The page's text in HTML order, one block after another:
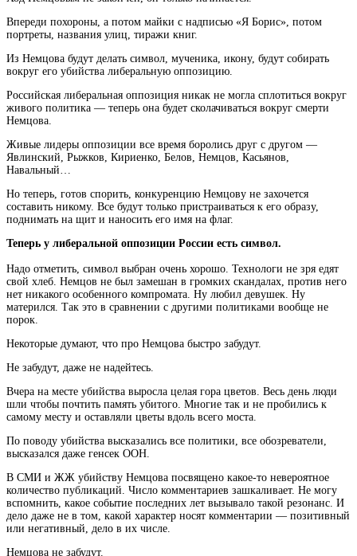
Впереди похороны, а потом майки с надписью «Я Борис», потом
портреты, названия улиц, тиражи книг.
Из Немцова будут делать символ, мученика, икону, будут собирать
вокруг его убийства либеральную оппозицию.
Российская либеральная оппозиция никак не могла сплотиться вокруг
живого политика — теперь она будет сколачиваться вокруг смерти
Немцова.
Живые лидеры оппозиции все время боролись друг с другом —
Явлинский, Рыжков, Кириенко, Белов, Немцов, Касьянов,
Навальный…
Но теперь, готов спорить, конкуренцию Немцову не захочется
составить никому. Все будут только пристраиваться к его образу,
поднимать на щит и наносить его имя на флаг.
Теперь у либеральной оппозиции России есть символ.
Надо отметить, символ выбран очень хорошо. Технологи не зря едят
свой хлеб. Немцов не был замешан в громких скандалах, против него
нет никакого особенного компромата. Ну любил девушек. Ну
матерился. Так это в сравнении с другими политиками вообще не
порок.
Некоторые думают, что про Немцова быстро забудут.
Не забудут, даже не надейтесь.
Вчера на месте убийства выросла целая гора цветов. Весь день люди
шли чтобы почтить память убитого. Многие так и не пробились к
самому месту и оставляли цветы вдоль всего моста.
По поводу убийства высказались все политики, все обозреватели,
высказался даже генсек ООН.
В СМИ и ЖЖ убийству Немцова посвящено какое-то невероятное
количество публикаций. Число комментариев зашкаливает. Не могу
вспомнить, какое событие последних лет вызывало такой резонанс. И
дело даже не в том, какой характер носят комментарии — позитивный
или негативный, дело в их числе.
Немцова не забудут.